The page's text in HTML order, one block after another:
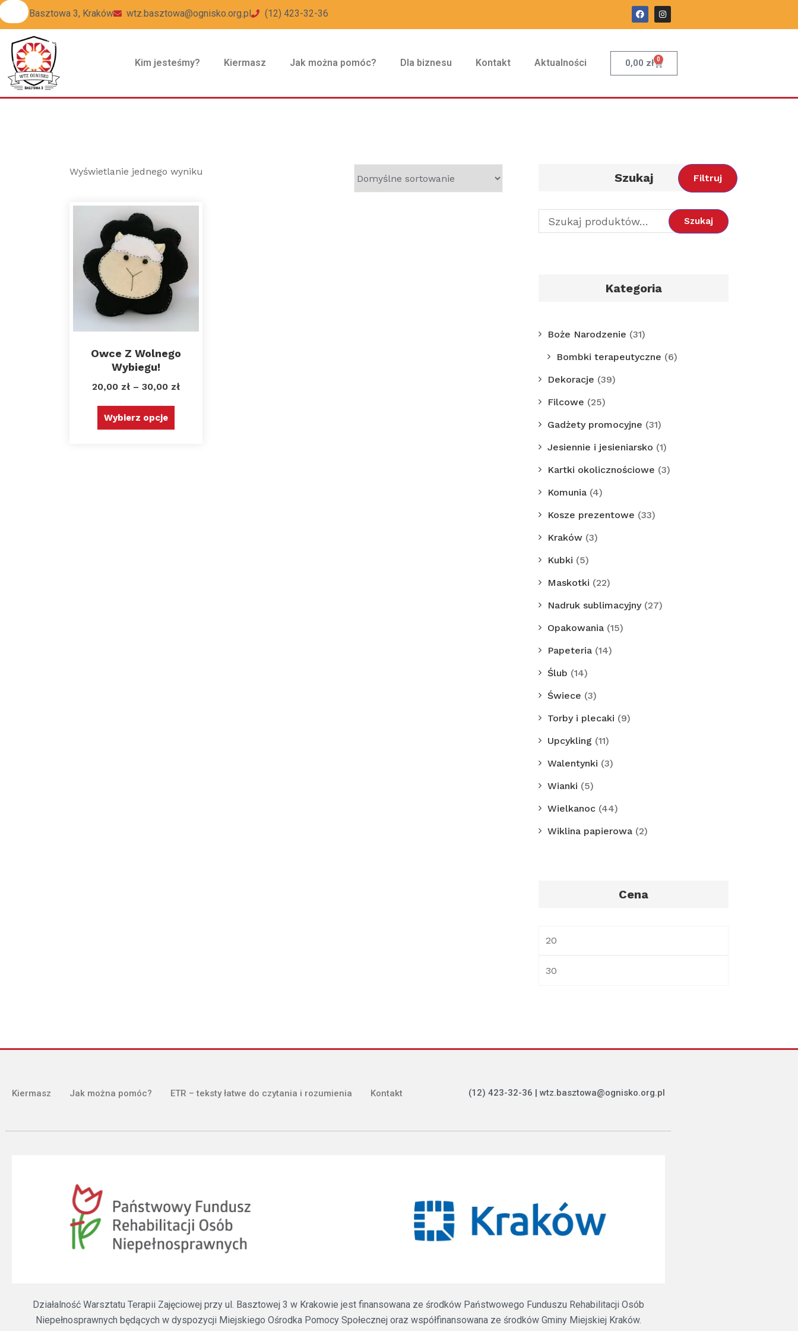
ul Basztowa 3, Kraków wtz.basztowa@ognisko.org.pl (12) 423-32-36
Kim jesteśmy? Kiermasz Jak można pomóc? Dla biznesu Kontakt Aktualności 0,00 zł 0
Wyświetlanie jednego wyniku
Owce Z Wolnego
Wybiegu!
20,00 zł – 30,00 zł
Wybierz opcje
Szukaj
Szukaj
Kategoria
Boże Narodzenie (31)
Bombki terapeutyczne (6)
Dekoracje (39)
Filcowe (25)
Gadżety promocyjne (31)
Jesiennie i jesieniarsko (1)
Kartki okolicznościowe (3)
Komunia (4)
Kosze prezentowe (33)
Kraków (3)
Kubki (5)
Maskotki (22)
Nadruk sublimacyjny (27)
Opakowania (15)
Papeteria (14)
Ślub (14)
Świece (3)
Torby i plecaki (9)
Upcykling (11)
Walentynki (3)
Wianki (5)
Wielkanoc (44)
Wiklina papierowa (2)
Cena
Filtruj
Kiermasz Jak można pomóc? ETR – teksty łatwe do czytania i rozumienia Kontakt (12) 423-32-36 | wtz.basztowa@ognisko.org.pl
Działalność Warsztatu Terapii Zajęciowej przy ul. Basztowej 3 w Krakowie jest finansowana ze środków Państwowego Funduszu Rehabilitacji Osób
Niepełnosprawnych będących w dyspozycji Miejskiego Ośrodka Pomocy Społecznej oraz współfinansowana ze środków Gminy Miejskiej Kraków.